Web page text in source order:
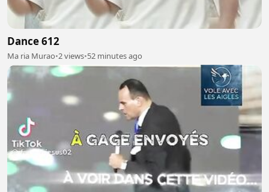
Dance 612
Ma ria Murao•2 views•52 minutes ago